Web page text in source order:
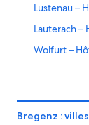
Lustenau –
Lauterach –
Wolfurt –
Bregenz :